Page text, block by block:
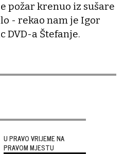
požar krenuo iz sušare
- rekao nam je Igor
DVD-a Štefanje.
U PRAVO VRIJEME NA
PRAVOM MJESTU